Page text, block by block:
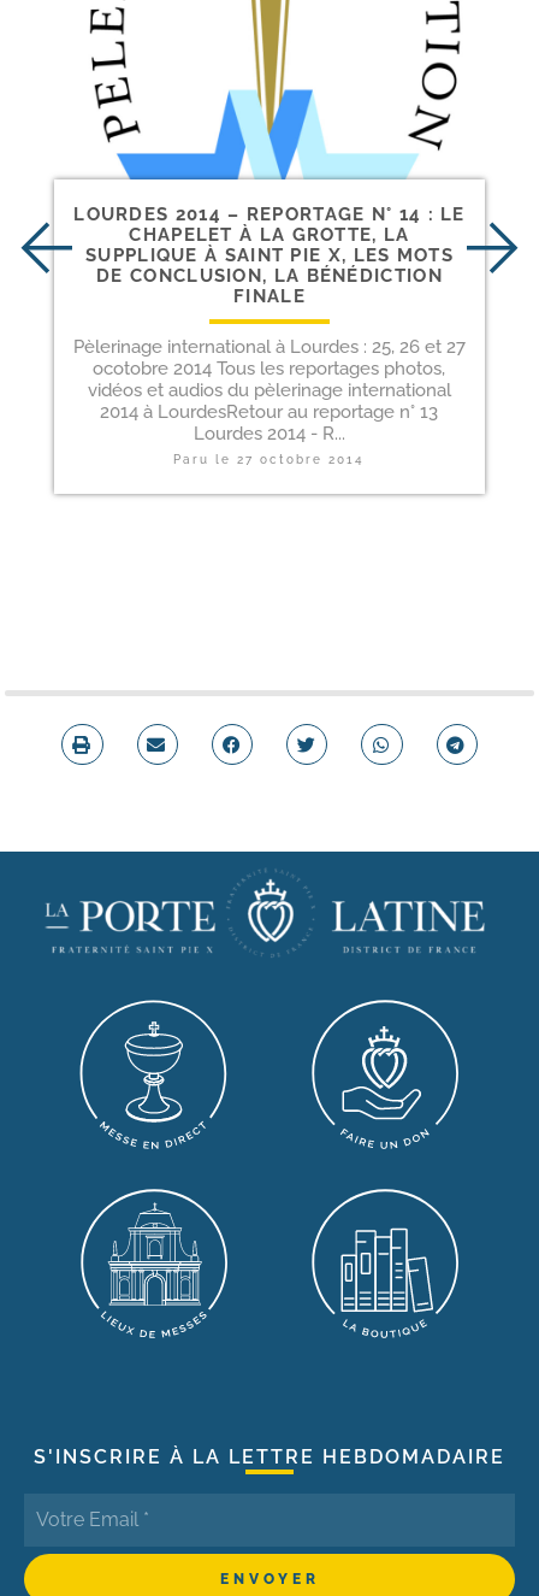
LOURDES 2014 – REPORTAGE N° 14 : LE
CHAPELET À LA GROTTE, LA
SUPPLIQUE À SAINT PIE X, LES MOTS
DE CONCLUSION, LA BÉNÉDICTION
FINALE
Pèlerinage international à Lourdes : 25, 26 et 27
ocotobre 2014 Tous les reportages photos,
vidéos et audios du pèlerinage international
2014 à LourdesRetour au reportage n° 13
Lourdes 2014 - R...
Paru le27 octobre 2014
S'INSCRIRE À LA LETTRE HEBDOMADAIRE